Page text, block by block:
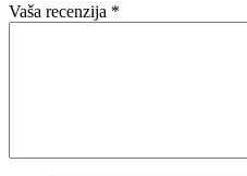
Vaša recenzija *